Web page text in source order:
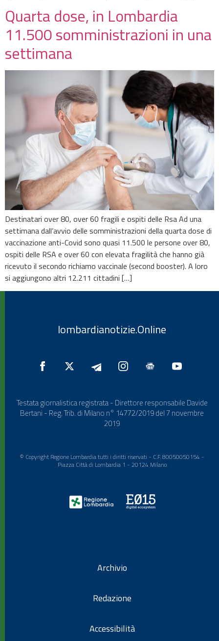
Quarta dose, in Lombardia
11.500 somministrazioni in una
settimana
Destinatari over 80, over 60 fragili e ospiti delle Rsa Ad una
settimana dall’avvio delle somministrazioni della quarta dose di
vaccinazione anti-Covid sono quasi 11.500 le persone over 80,
ospiti delle RSA e over 60 con elevata fragilità che hanno già
ricevuto il secondo richiamo vaccinale (second booster). A loro
si aggiungono altri 12.211 cittadini […]
lombardianotizie.Online
Testata giornalistica registrata - Direttore responsabile Davide
Bertani - Reg. Trib. di Milano n° 14772/2019 del 7 novembre
2019
© Copyright Regione Lombardia tutti i diritti riservati - C.F. 80050050154 -
Piazza Città di Lombardia 1 - 20124 Milano
Archivio
Redazione
Accessibilità